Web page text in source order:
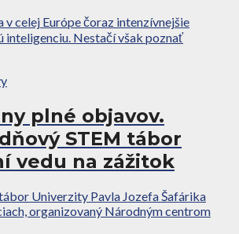
v celej Európe čoraz intenzívnejšie
inteligenciu. Nestačí však poznať
plné objavov.
STEM tábor
vedu na zážitok
Univerzity Pavla Jozefa Šafárika
organizovaný Národným centrom